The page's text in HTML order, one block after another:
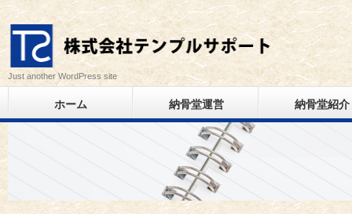
Just another WordPress site
ホーム 納骨堂運営 納骨堂紹介